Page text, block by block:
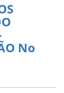
No